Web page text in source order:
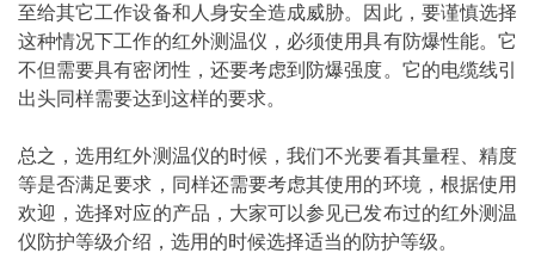
至给其它工作设备和人身安全造成威胁。因此，要谨慎选择
这种情况下工作的红外测温仪，必须使用具有防爆性能。它
不但需要具有密闭性，还要考虑到防爆强度。它的电缆线引
出头同样需要达到这样的要求。
总之，选用红外测温仪的时候，我们不光要看其量程、精度
等是否满足要求，同样还需要考虑其使用的环境，根据使用
欢迎，选择对应的产品，大家可以参见已发布过的红外测温
仪防护等级介绍，选用的时候选择适当的防护等级。